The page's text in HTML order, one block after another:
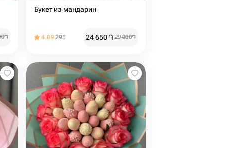
֏
Букет из мандарин
4.89295 24 650֏29 000֏